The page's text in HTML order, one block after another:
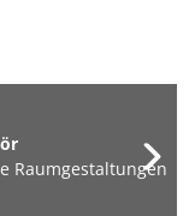
Raumgestaltungen